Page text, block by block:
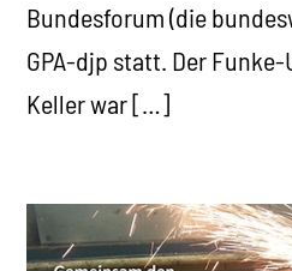
Bundesforum (die
GPA-djp statt. Der
Keller war […]